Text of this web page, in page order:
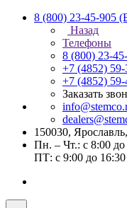
8 (800) 23-45-905
Назад
Телефоны
8 (800) 23-
+7 (4852)
+7 (4852)
Заказать
150030,
Пн. – Чт.: с 8:00 до
ПТ: с 9:00 до 16:30